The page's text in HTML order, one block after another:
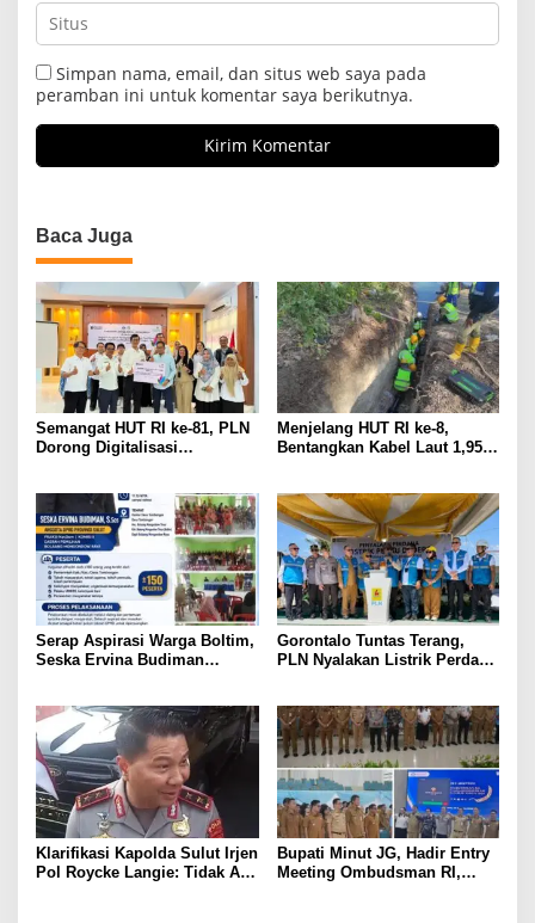
Simpan nama, email, dan situs web saya pada
peramban ini untuk komentar saya berikutnya.
Baca Juga
Semangat HUT RI ke-81, PLN
Dorong Digitalisasi
Menjelang HUT RI ke-8,
Bentangkan Kabel Laut 1,95
Tuntaskan 100 Persen Rasio
Desa Berlistrik Provinsi
Gorontalo
Serap Aspirasi Warga Boltim,
Seska Ervina Budiman
UMKM
Gorontalo Tuntas Terang,
PLN Nyalakan Listrik Perdana
Capai 100 Persen
Klarifikasi Kapolda Sulut Irjen
Pol Roycke Langie: Tidak Ada
Bupati Minut JG, Hadir Entry
Meeting Ombudsman RI,